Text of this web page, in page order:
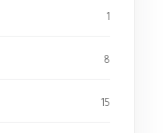
1
8
15